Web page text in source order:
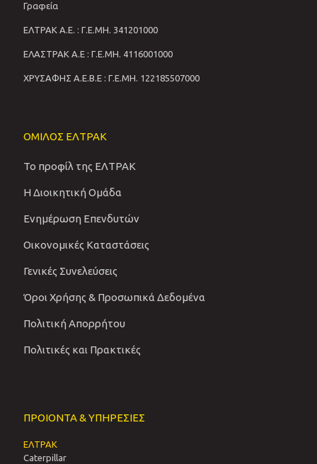
Γραφεία
ΕΛΤΡΑΚ Α.Ε. : Γ.Ε.ΜΗ. 341201000
ΕΛΑΣΤΡΑΚ Α.Ε : Γ.Ε.ΜΗ. 4116001000
ΧΡΥΣΑΦΗΣ Α.Ε.Β.Ε : Γ.Ε.ΜΗ. 122185507000
ΟΜΙΛΟΣ ΕΛΤΡΑΚ
Το προφίλ της ΕΛΤΡΑΚ
Η Διοικητική Ομάδα
Ενημέρωση Επενδυτών
Οικονομικές Καταστάσεις
Γενικές Συνελεύσεις
Όροι Χρήσης & Προσωπικά Δεδομένα
Πολιτική Απορρήτου
Πολιτικές και Πρακτικές
ΠΡΟΙΟΝΤΑ & ΥΠΗΡΕΣΙΕΣ
ΕΛΤΡΑΚ
Caterpillar